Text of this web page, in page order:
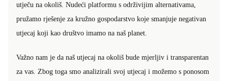
utječu na okoliš. Nudeći platformu s održivijim alternativama,
pružamo rješenje za kružno gospodarstvo koje smanjuje negativan
utjecaj koji kao društvo imamo na naš planet.
Važno nam je da naš utjecaj na okoliš bude mjerljiv i transparentan
za vas. Zbog toga smo analizirali svoj utjecaj i možemo s ponosom